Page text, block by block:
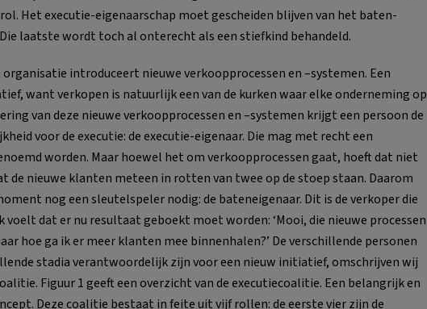
Het executie-eigenaarschap moet gescheiden blijven van het baten-
laatste wordt toch al onterecht als een stiefkind behandeld.
organisatie introduceert nieuwe verkoopprocessen en –systemen. Een
want verkopen is natuurlijk een van de kurken waar elke onderneming op
van deze nieuwe verkoopprocessen en –systemen krijgt een persoon de
voor de executie: de executie-eigenaar. Die mag met recht een
worden. Maar hoewel het om verkoopprocessen gaat, hoeft dat niet
de nieuwe klanten meteen in rotten van twee op de stoep staan. Daarom
nog een sleutelspeler nodig: de bateneigenaar. Dit is de verkoper die
voelt dat er nu resultaat geboekt moet worden: ‘Mooi, die nieuwe processen
hoe ga ik er meer klanten mee binnenhalen?’ De verschillende personen
stadia verantwoordelijk zijn voor een nieuw initiatief, omschrijven wij
Figuur 1 geeft een overzicht van de executiecoalitie. Een belangrijk en
Deze coalitie bestaat in feite uit vijf rollen: de eerste vier zijn de